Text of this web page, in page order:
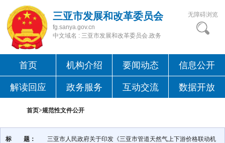
三亚市发展和改革委员会
fg.sanya.gov.cn
中文域名 : 三亚市发展和改革委员会.政务
无障碍浏览
首页 机构介绍 要闻动态 信息公开
解读回应 政务服务 互动交流 数据开放
首页>规范性文件公开
标 题：
三亚市人民政府关于印发《三亚市管道天然气上下游价格联动机